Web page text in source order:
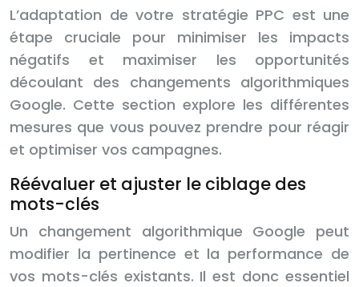
L’adaptation de votre stratégie PPC est une
étape cruciale pour minimiser les impacts
négatifs et maximiser les opportunités
découlant des changements algorithmiques
Google. Cette section explore les différentes
mesures que vous pouvez prendre pour réagir
et optimiser vos campagnes.
Réévaluer et ajuster le ciblage des
mots-clés
Un changement algorithmique Google peut
modifier la pertinence et la performance de
vos mots-clés existants. Il est donc essentiel